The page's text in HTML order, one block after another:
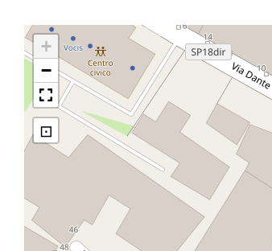
+
−
⊡